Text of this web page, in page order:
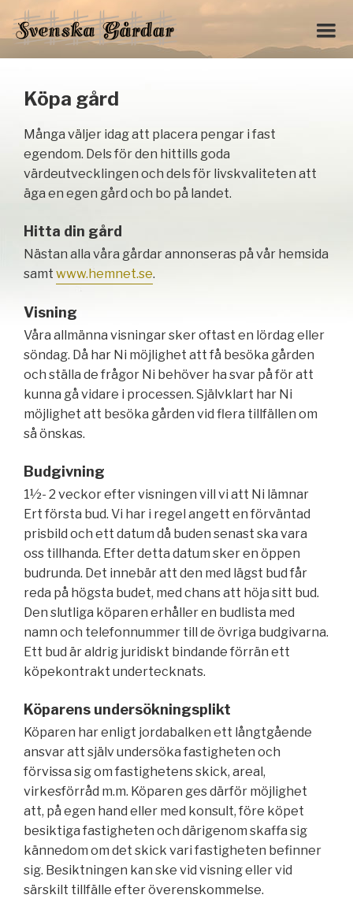
Köpa gård
Många väljer idag att placera pengar i fast
egendom. Dels för den hittills goda
värdeutvecklingen och dels för livskvaliteten att
äga en egen gård och bo på landet.
Hitta din gård
Nästan alla våra gårdar annonseras på vår hemsida
samt www.hemnet.se.
Visning
Våra allmänna visningar sker oftast en lördag eller
söndag. Då har Ni möjlighet att få besöka gården
och ställa de frågor Ni behöver ha svar på för att
kunna gå vidare i processen. Självklart har Ni
möjlighet att besöka gården vid flera tillfällen om
så önskas.
Budgivning
1½- 2 veckor efter visningen vill vi att Ni lämnar
Ert första bud. Vi har i regel angett en förväntad
prisbild och ett datum då buden senast ska vara
oss tillhanda. Efter detta datum sker en öppen
budrunda. Det innebär att den med lägst bud får
reda på högsta budet, med chans att höja sitt bud.
Den slutliga köparen erhåller en budlista med
namn och telefonnummer till de övriga budgivarna.
Ett bud är aldrig juridiskt bindande förrän ett
köpekontrakt undertecknats.
Köparens undersökningsplikt
Köparen har enligt jordabalken ett långtgående
ansvar att själv undersöka fastigheten och
förvissa sig om fastighetens skick, areal,
virkesförråd m.m. Köparen ges därför möjlighet
att, på egen hand eller med konsult, före köpet
besiktiga fastigheten och därigenom skaffa sig
kännedom om det skick vari fastigheten befinner
sig. Besiktningen kan ske vid visning eller vid
särskilt tillfälle efter överenskommelse.